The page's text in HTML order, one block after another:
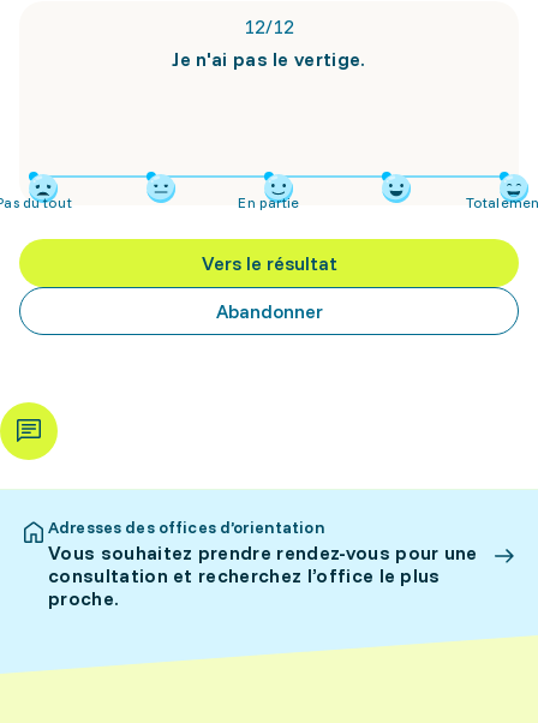
12/12
Je n'ai pas le vertige.
du tout En partie
Vers le résultat
Abandonner
Adresses des offices d’orientation
Vous souhaitez prendre rendez-vous pour une
consultation et recherchez l’office le plus
proche.